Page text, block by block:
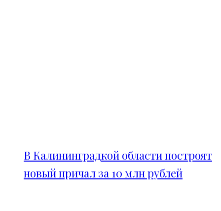
В Калининградкой области построят
новый причал за 10 млн рублей